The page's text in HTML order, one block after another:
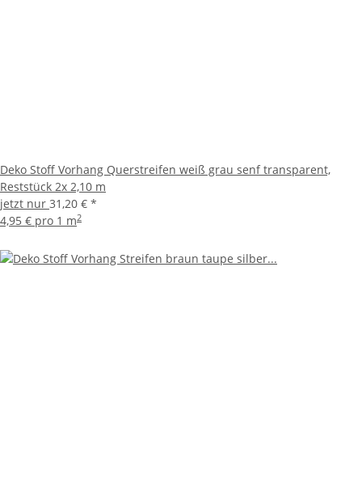
Deko Stoff Vorhang Querstreifen weiß grau senf transparent,
Reststück 2x 2,10 m
jetzt nur 31,20 € *
4,95 € pro 1 m2